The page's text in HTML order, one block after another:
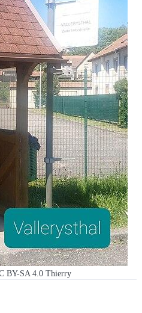
BY-SA 4.0 Thierry